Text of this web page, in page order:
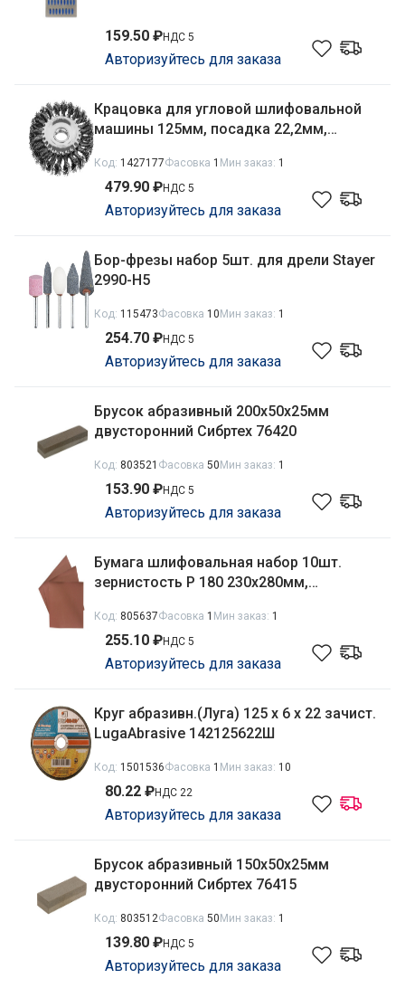
159.50 ₽НДС 5
Авторизуйтесь для заказа
Крацовка для угловой шлифовальной
машины 125мм, посадка 22,2мм,
проволоки Mirax 35140-125
Код: 1427177Фасовка 1 Мин заказ: 1
479.90 ₽НДС 5
Авторизуйтесь для заказа
Бор-фрезы набор 5шт. для дрели Stayer
2990-H5
Код: 115473Фасовка 10 Мин заказ: 1
254.70 ₽НДС 5
Авторизуйтесь для заказа
Брусок абразивный 200х50х25мм
двусторонний Сибртех 76420
Код: 803521 Фасовка 50 Мин заказ: 1
153.90 ₽НДС 5
Авторизуйтесь для заказа
Бумага шлифовальная набор 10шт.
зернистость Р 180 230х280мм,
Код: 805637Фасовка 1 Мин заказ: 1
255.10 ₽НДС 5
Авторизуйтесь для заказа
Круг абразивн.(Луга) 125 х 6 х 22 зачист.
LugaAbrasive 142125622Ш
Код: 1501536Фасовка 1 Мин заказ: 10
80.22 ₽НДС 22
Авторизуйтесь для заказа
Брусок абразивный 150х50х25мм
двусторонний Сибртех 76415
Код: 803512Фасовка 50 Мин заказ: 1
139.80 ₽НДС 5
Авторизуйтесь для заказа